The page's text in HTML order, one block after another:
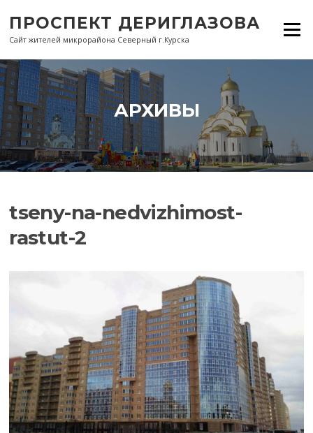
содержанию
ПРОСПЕКТ ДЕРИГЛАЗОВА
Сайт жителей микрорайона Северный г.Курска
Меню
АРХИВЫ
tseny-na-nedvizhimost-
rastut-2